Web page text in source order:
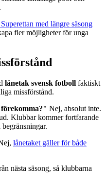
med längre säsong
fler möjligheter för unga
lånetak svensk fotboll faktiskt
missförstånd.
Nej, absolut inte.
Klubbar kommer fortfarande
lånetaket gäller för både
nästa säsong, så klubbarna